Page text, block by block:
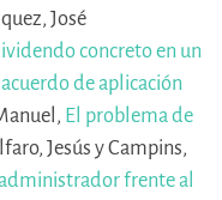
José
concreto en un
de aplicación
El problema de
Jesús y Campins,
frente al